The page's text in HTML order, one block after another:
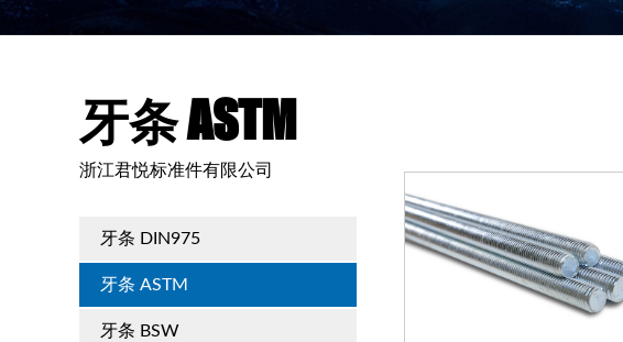
牙条 ASTM
浙江君悦标准件有限公司
牙条 DIN975
牙条 ASTM
牙条 BSW